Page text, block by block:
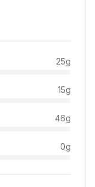
25g
15g
46g
0g